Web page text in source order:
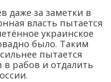
даже за заметки в
власть пытается
украинское
было. Таким
пытается
в рабов и отдалить